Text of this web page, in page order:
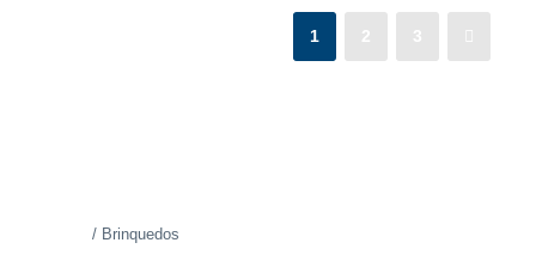
1 2 3
/ Brinquedos